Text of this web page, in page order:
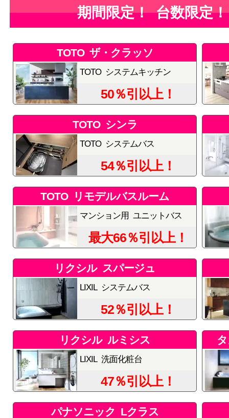
期間限定！ 台数限定
TOTO ザ・クラッソ
TOTO システムキッチン
50％引以上！
TOTO シンラ
TOTO システムバス
54％引以上！
TOTO リモデルバスルーム
マンション用 ユニットバス
最大66％引以上！
リクシル スパージュ
LIXIL システムバス
52％引以上！
リクシル ルミシス
LIXIL 洗面化粧台
47％引以上！
パナソニック Lクラス